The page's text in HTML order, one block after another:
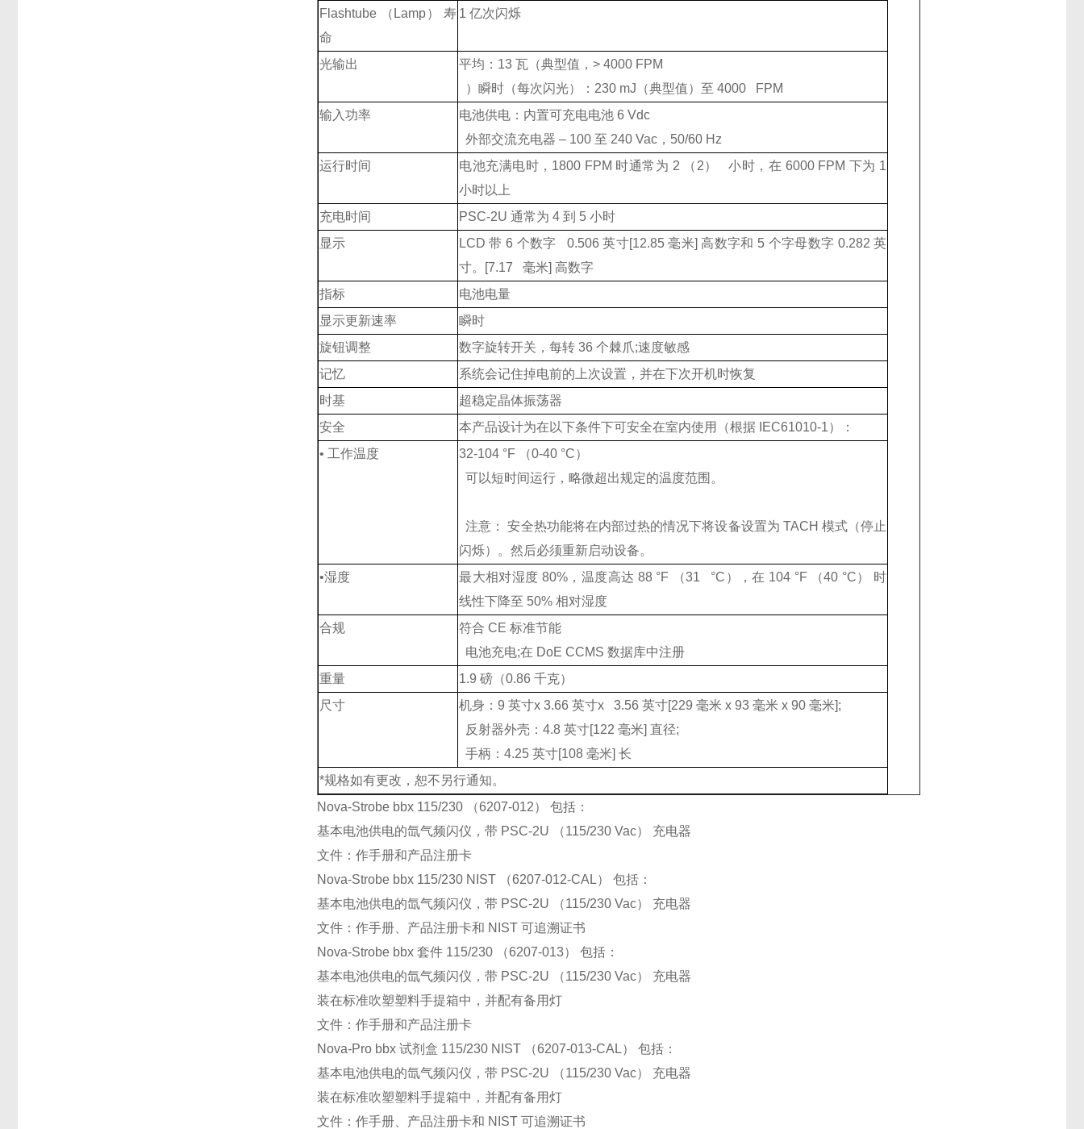
Flashtube （Lamp） 寿
命
1 亿次闪烁
光输出
平均：13 瓦（典型值，> 4000 FPM
）瞬时（每次闪光）：230 mJ（典型值）至 4000 FPM
输入功率
电池供电：内置可充电电池 6 Vdc
外部交流充电器 – 100 至 240 Vac，50/60 Hz
运行时间
电池充满电时，1800 FPM 时通常为 2 （2） 小时，在 6000 FPM 下为 1
小时以上
充电时间
PSC-2U 通常为 4 到 5 小时
显示
LCD 带 6 个数字 0.506 英寸[12.85 毫米] 高数字和 5 个字母数字 0.282 英
寸。[7.17 毫米] 高数字
指标
电池电量
显示更新速率
瞬时
旋钮调整
数字旋转开关，每转 36 个棘爪;速度敏感
记忆
系统会记住掉电前的上次设置，并在下次开机时恢复
时基
超稳定晶体振荡器
安全
本产品设计为在以下条件下可安全在室内使用（根据 IEC61010-1）：
• 工作温度
32-104 °F （0-40 °C）
可以短时间运行，略微超出规定的温度范围。
注意： 安全热功能将在内部过热的情况下将设备设置为 TACH 模式（停止
闪烁）。然后必须重新启动设备。
•湿度
最大相对湿度 80%，温度高达 88 °F （31 °C），在 104 °F （40 °C） 时
线性下降至 50% 相对湿度
合规
符合 CE 标准节能
电池充电;在 DoE CCMS 数据库中注册
重量
1.9 磅（0.86 千克）
尺寸
机身：9 英寸x 3.66 英寸x 3.56 英寸[229 毫米 x 93 毫米 x 90 毫米];
反射器外壳：4.8 英寸[122 毫米] 直径;
手柄：4.25 英寸[108 毫米] 长
*规格如有更改，恕不另行通知。
Nova-Strobe bbx 115/230 （6207-012） 包括：
基本电池供电的氙气频闪仪，带 PSC-2U （115/230 Vac） 充电器
文件：作手册和产品注册卡
Nova-Strobe bbx 115/230 NIST （6207-012-CAL） 包括：
基本电池供电的氙气频闪仪，带 PSC-2U （115/230 Vac） 充电器
文件：作手册、产品注册卡和 NIST 可追溯证书
Nova-Strobe bbx 套件 115/230 （6207-013） 包括：
基本电池供电的氙气频闪仪，带 PSC-2U （115/230 Vac） 充电器
装在标准吹塑塑料手提箱中，并配有备用灯
文件：作手册和产品注册卡
Nova-Pro bbx 试剂盒 115/230 NIST （6207-013-CAL） 包括：
基本电池供电的氙气频闪仪，带 PSC-2U （115/230 Vac） 充电器
装在标准吹塑塑料手提箱中，并配有备用灯
文件：作手册、产品注册卡和 NIST 可追溯证书